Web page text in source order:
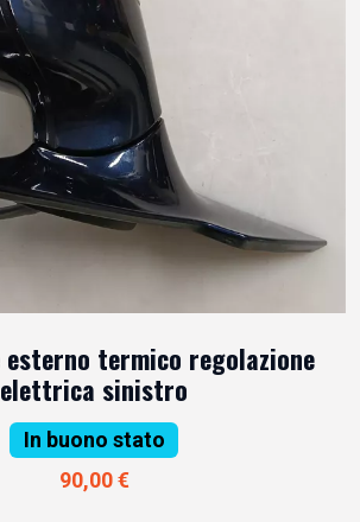
termico regolazione
elettrica sinistro
In buono stato
90,00 €